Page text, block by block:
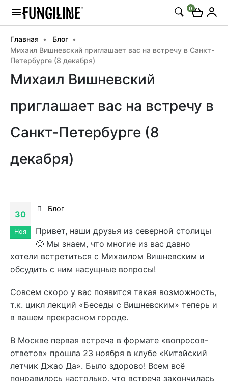
0
Главная
Блог
Михаил Вишневский приглашает вас на встречу в Санкт-
Петербурге (8 декабря)
Михаил Вишневский
приглашает вас на встречу в
Санкт-Петербурге (8
декабря)
30
Ноя
Блог
Привет, наши друзья из северной столицы
🙂 Мы знаем, что многие из вас давно
хотели встретиться с Михаилом Вишневским и
обсудить с ним насущные вопросы!
Совсем скоро у вас появится такая возможность,
т.к. цикл лекций «Беседы с Вишневским» теперь и
в вашем прекрасном городе.
В Москве первая встреча в формате «вопросов-
ответов» прошла 23 ноября в клубе «Китайский
летчик Джао Да». Было здорово! Всем всё
понравилось настолько, что встреча закончилась